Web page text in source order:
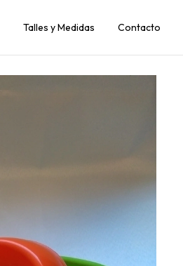
Talles y Medidas Contacto